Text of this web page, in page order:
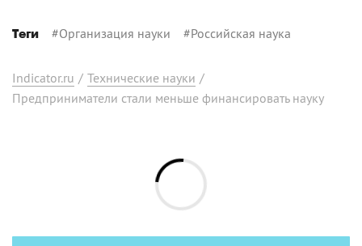
Теги #Организация науки #Российская наука
Indicator.ru / Технические науки /
Предприниматели стали меньше финансировать науку